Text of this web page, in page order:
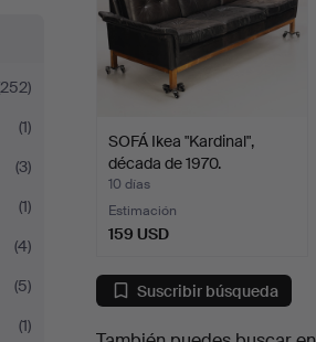
(1)
(3)
(1)
(4)
(5)
(1)
SOFÁ Ikea "Kardinal",
década de 1970.
10 días
Estimación
159 USD
Suscribir búsqueda